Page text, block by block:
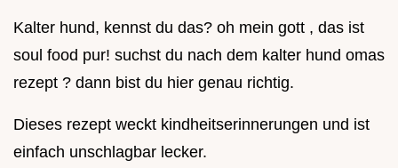
Kalter hund, kennst du das? oh mein gott , das ist
soul food pur! suchst du nach dem kalter hund omas
rezept ? dann bist du hier genau richtig.
Dieses rezept weckt kindheitserinnerungen und ist
einfach unschlagbar lecker.